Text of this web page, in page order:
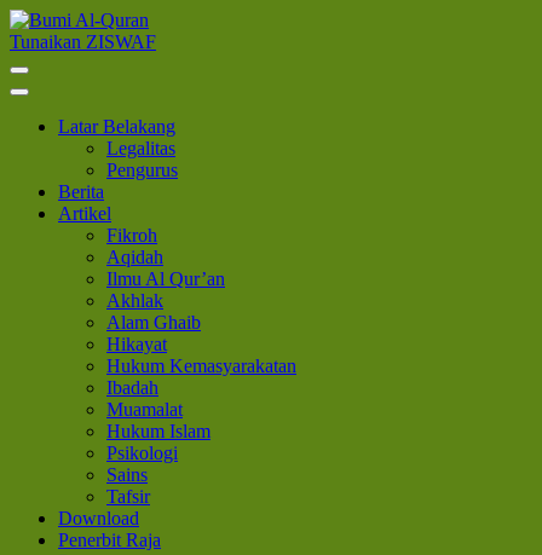
Lompat
ke
konten
(Tekan
Tunaikan ZISWAF
Latar Belakang
Legalitas
Pengurus
Berita
Artikel
Fikroh
Aqidah
Ilmu Al Qur’an
Akhlak
Alam Ghaib
Hikayat
Hukum Kemasyarakatan
Ibadah
Muamalat
Hukum Islam
Psikologi
Sains
Tafsir
Download
Penerbit Raja